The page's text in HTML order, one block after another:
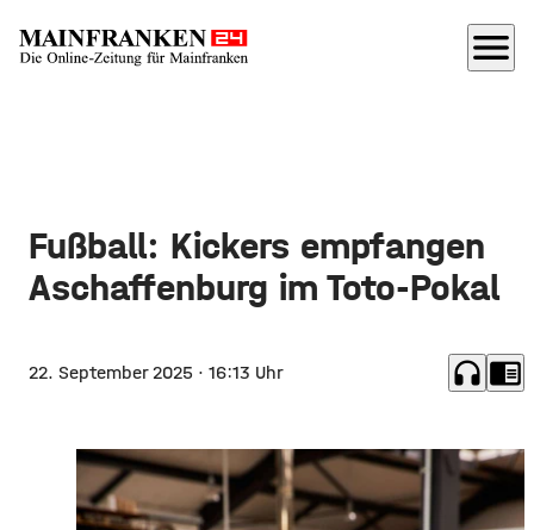
menu
Fußball: Kickers empfangen
Aschaffenburg im Toto-Pokal
22. September 2025 · 16:13 Uhr headphones chrome_reader_mode